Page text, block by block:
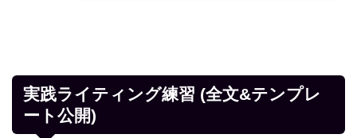
実践ライティング練習 (全文&テンプレ
ート公開)